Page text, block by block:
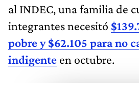
al INDEC, una familia de
integrantes necesitó
pobre y $62.105 para no
indigente en octubre.